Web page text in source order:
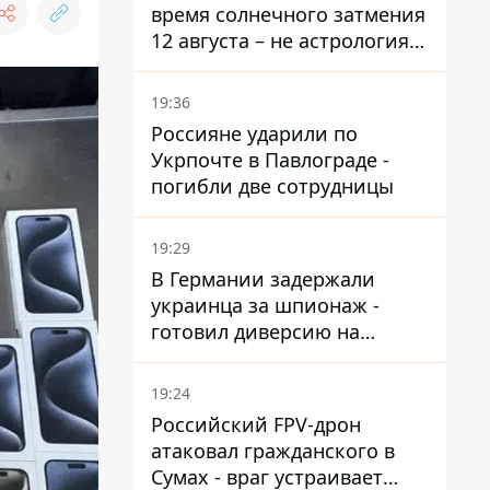
время солнечного затмения
12 августа – не астрология,
в Брюсселе готовятся к
экстренным мероприятиям
19:36
Россияне ударили по
Укрпочте в Павлограде -
погибли две сотрудницы
19:29
В Германии задержали
украинца за шпионаж -
готовил диверсию на
военном предприятии
19:24
Российский FPV-дрон
атаковал гражданского в
Сумах - враг устраивает